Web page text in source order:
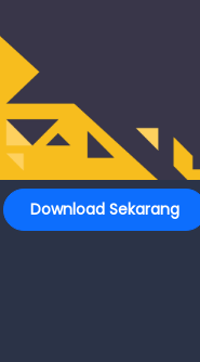
Download Sekarang